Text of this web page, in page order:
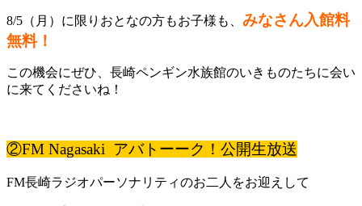
8/5（月）に限りおとなの方もお子様も、 みなさん入館料
無料！
この機会にぜひ、長崎ペンギン水族館のいきものたちに会い
に来てくださいね！
②FM Nagasaki アバトーーク！公開生放送
FM長崎ラジオパーソナリティのお二人をお迎えして